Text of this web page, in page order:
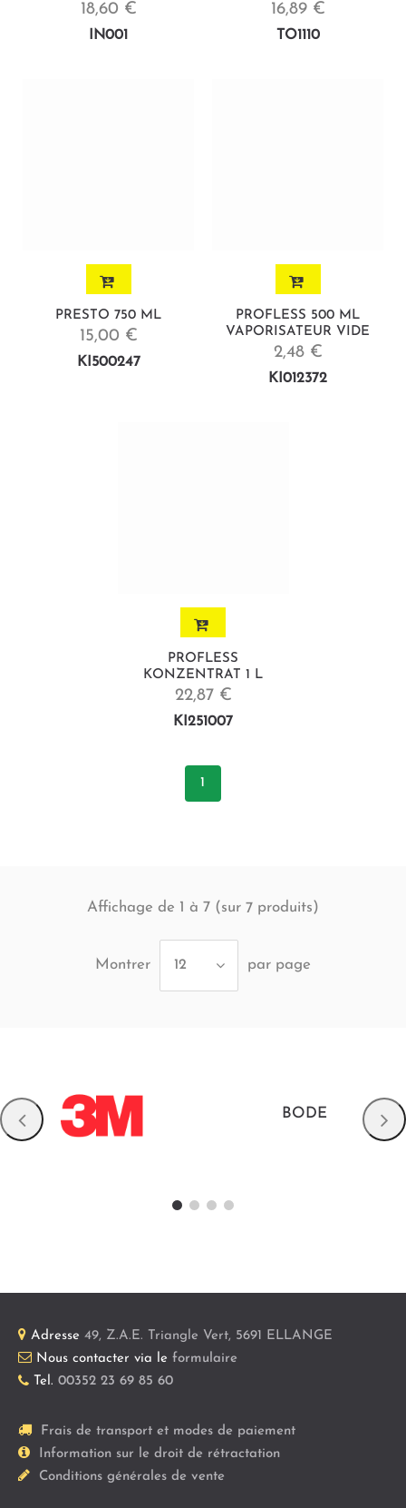
18,60 €
IN001
16,89 €
TO1110
PRESTO 750 ML
15,00 €
KI500247
PROFLESS 500 ML
VAPORISATEUR VIDE
2,48 €
KI012372
PROFLESS
KONZENTRAT 1 L
22,87 €
KI251007
1
Affichage de 1 à 7 (sur 7 produits)
Montrer 12 par page
BODE
Adresse 49, Z.A.E. Triangle Vert, 5691 ELLANGE
Nous contacter via le formulaire
Tel. 00352 23 69 85 60
Frais de transport et modes de paiement
Information sur le droit de rétractation
Conditions générales de vente